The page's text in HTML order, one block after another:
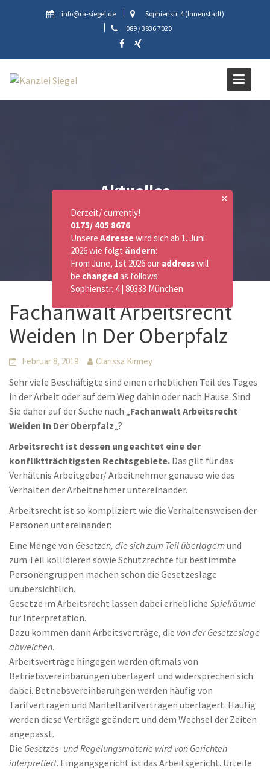
info@ra-siegel.de
Sophienstr. 4 (Innenstadt)
089 / 3836 7020
Aktuelles
Fachanwalt Arbeitsrecht
Weiden In Der Oberpfalz
Februar 8, 2019 Clarissa Kinney
Sehr viele Beschäftigte sind einen erheblichen Teil des Tages
in der Arbeit oder auf dem Weg dahin oder nach Hause. Sind
Sie daher auf der Suche nach „Fachanwalt Arbeitsrecht
Weiden In Der Oberpfalz„?
Arbeitsrecht ist dessen ungeachtet eine der
konfliktträchtigsten Rechtsgebiete. Das gilt für das
Verhältnis Arbeitgeber/ Arbeitnehmer genauso wie das
Verhalten der Arbeitnehmer untereinander.
Arbeitsrecht ist so kompliziert wie die Verhaltensweisen der
Personen untereinander:
Eine Menge von Gesetzen, die sich zum Teil überlagernund
zum Teil kollidieren sowie Schutzrechte für bestimmte
Personengruppen machen schon die Gesetzeslage
unübersichtlich.
Gesetze im Arbeitsrecht lassen dabei erhebliche Spielräume
für Interpretation.
Dazu kommen dann Arbeitsverträge, die von der Gesetzeslage
abweichen.
Arbeitsverträge hingegen werden oftmals von
Betriebsvereinbarungen überlagert und widersprechen sich
dabei. Betriebsvereinbarungen werden häufig von
Tarifverträgen und Manteltarifverträgen überlagert. Häufig
werden diese Verträge geändert und dem Wechsel der Zeiten
angepasst.
Die Gesetzes- und Regelungsmaterie wird von Gerichten
interpretiert. Eingangsgericht ist das Arbeitsgericht. Urteile
✕
Derzeit/ currently!
0175/ 405 8676
Unsere Adressewird sich ab 1. Juni
2026 wie folgt ändern:
From June, 1st 2026 our addresswill
be changed as follows:
Sophienstr. 4 | 80333 München